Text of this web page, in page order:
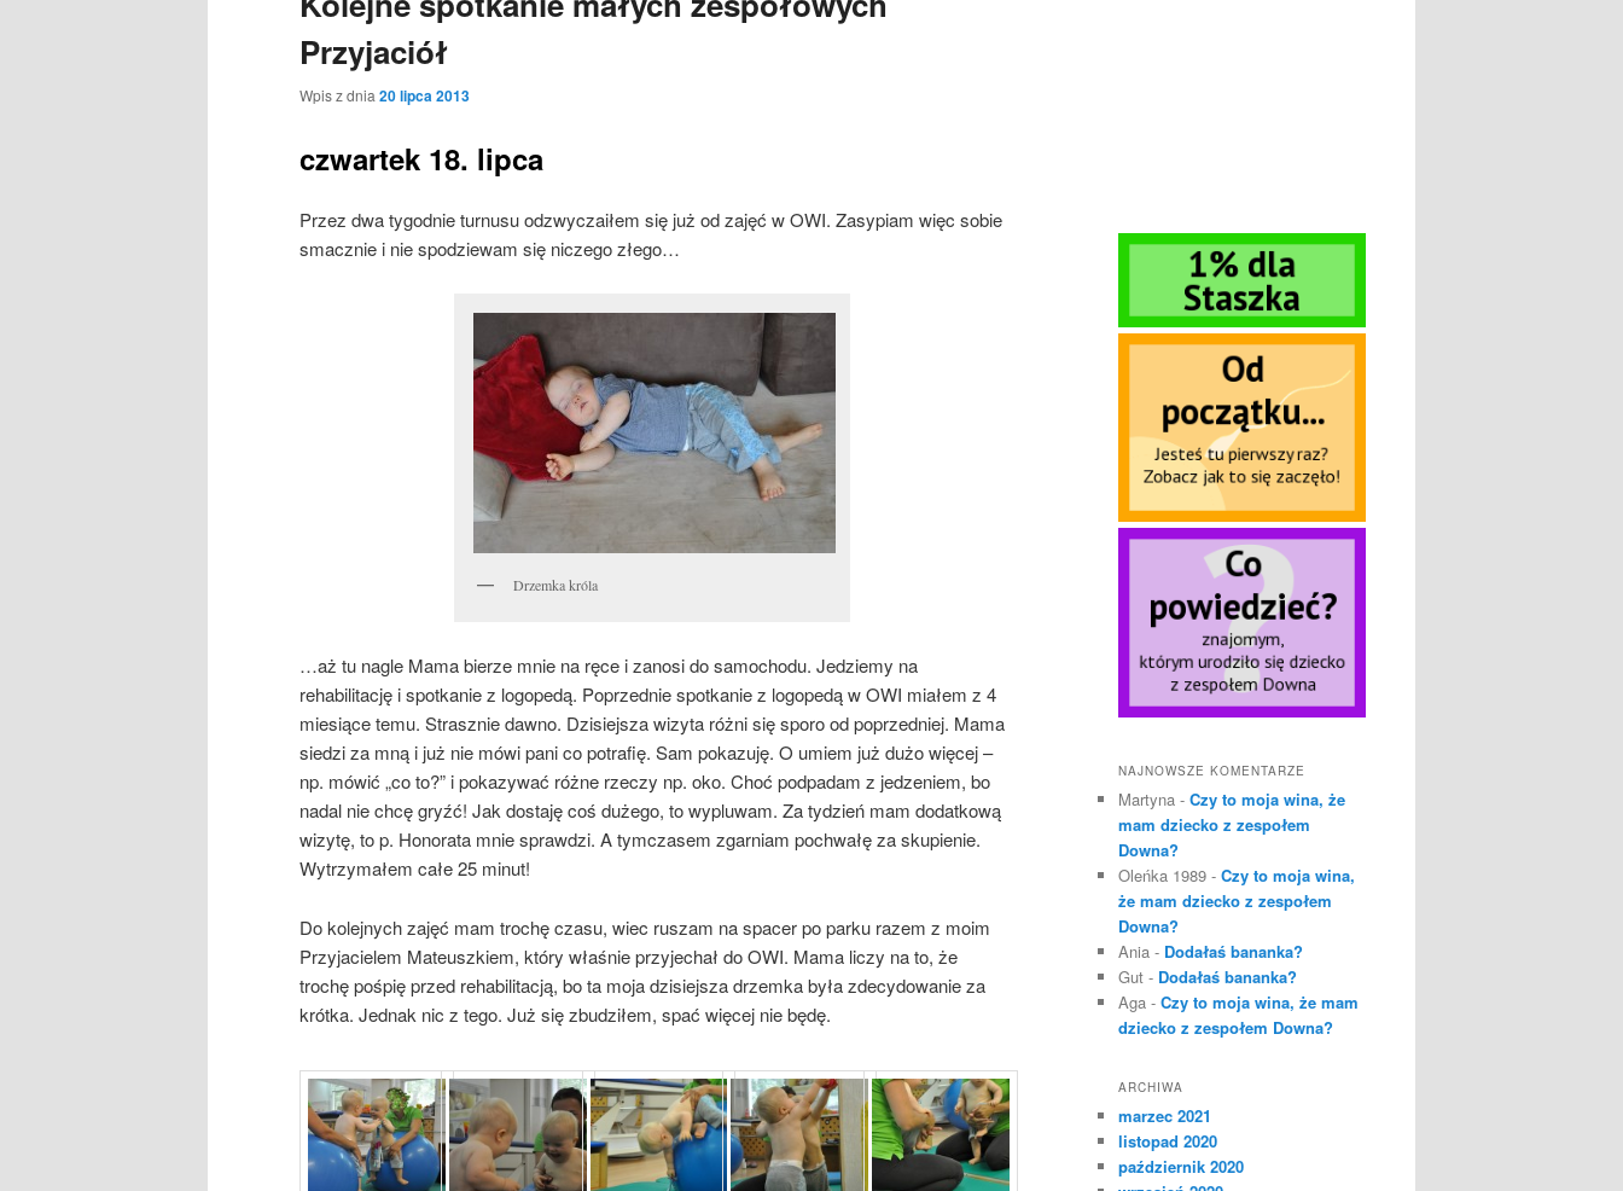
Przyjaciół
Wpis z dnia 20 lipca 2013
czwartek 18. lipca
Przez dwa tygodnie turnusu odzwyczaiłem się już od zajęć w OWI. Zasypiam więc sobie
smacznie i nie spodziewam się niczego złego…
Drzemka króla
…aż tu nagle Mama bierze mnie na ręce i zanosi do samochodu. Jedziemy na
rehabilitację i spotkanie z logopedą. Poprzednie spotkanie z logopedą w OWI miałem z 4
miesiące temu. Strasznie dawno. Dzisiejsza wizyta różni się sporo od poprzedniej. Mama
siedzi za mną i już nie mówi pani co potrafię. Sam pokazuję. O umiem już dużo więcej –
np. mówić „co to?” i pokazywać różne rzeczy np. oko. Choć podpadam z jedzeniem, bo
nadal nie chcę gryźć! Jak dostaję coś dużego, to wypluwam. Za tydzień mam dodatkową
wizytę, to p. Honorata mnie sprawdzi. A tymczasem zgarniam pochwałę za skupienie.
Wytrzymałem całe 25 minut!
Do kolejnych zajęć mam trochę czasu, wiec ruszam na spacer po parku razem z moim
Przyjacielem Mateuszkiem, który właśnie przyjechał do OWI. Mama liczy na to, że
trochę pośpię przed rehabilitacją, bo ta moja dzisiejsza drzemka była zdecydowanie za
krótka. Jednak nic z tego. Już się zbudziłem, spać więcej nie będę.
NAJNOWSZE KOMENTARZE
Martyna - Czy to moja wina, że
mam dziecko z zespołem
Downa?
Oleńka 1989 - Czy to moja wina,
że mam dziecko z zespołem
Downa?
Ania - Dodałaś bananka?
Gut - Dodałaś bananka?
Aga - Czy to moja wina, że mam
dziecko z zespołem Downa?
ARCHIWA
marzec 2021
listopad 2020
październik 2020